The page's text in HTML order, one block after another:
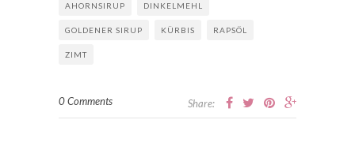
AHORNSIRUP DINKELMEHL
GOLDENER SIRUP KÜRBIS RAPSÖL
ZIMT
0 Comments Share: